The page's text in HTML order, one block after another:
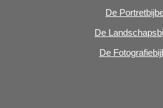
De
De
De